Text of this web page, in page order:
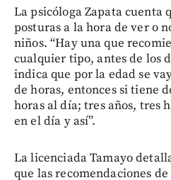
La psicóloga Zapata cuenta
posturas a la hora de ver o
niños. “Hay una que
cualquier tipo, antes de los
indica que por la edad se
de horas, entonces si tiene
horas al día; tres años, tres
en el día y así”.
La licenciada Tamayo
que las recomendaciones